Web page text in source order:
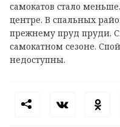
самокатов стало
центре. В спальных
прежнему пруд пруди.
самокатном сезоне.
недоступны.